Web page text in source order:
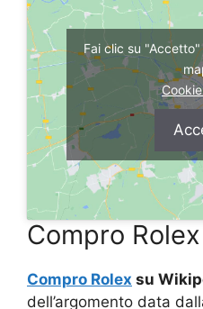
Fai clic su
Compro
Compro Rolex su
dell’argomento data